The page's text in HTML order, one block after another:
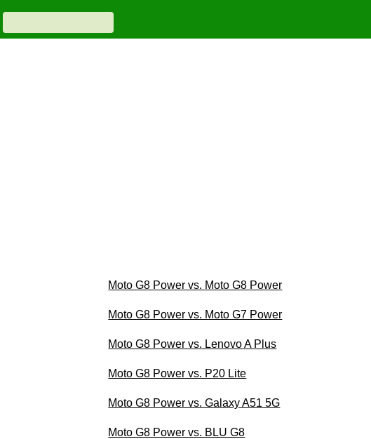
Moto G8 Power vs. Moto G8 Power
Moto G8 Power vs. Moto G7 Power
Moto G8 Power vs. Lenovo A Plus
Moto G8 Power vs. P20 Lite
Moto G8 Power vs. Galaxy A51 5G
Moto G8 Power vs. BLU G8